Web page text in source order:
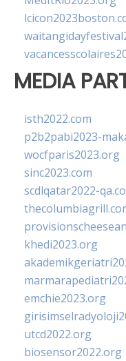
MEDIA
isth2022.com
p2b2pabi2023-
wocfparis2023.org
sinc2023.com
scdlqatar2022-
khedi2023.org
emchie2023.org
utcd2022.org
biosensor2022.org